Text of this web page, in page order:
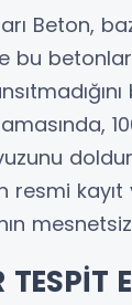
Beton,
bu
resmi
TESPİT